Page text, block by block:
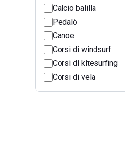
Calcio balilla
Pedalò
Canoe
Corsi di windsurf
Corsi di kitesurfing
Corsi di vela